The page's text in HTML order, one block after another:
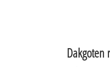
Dakgoten